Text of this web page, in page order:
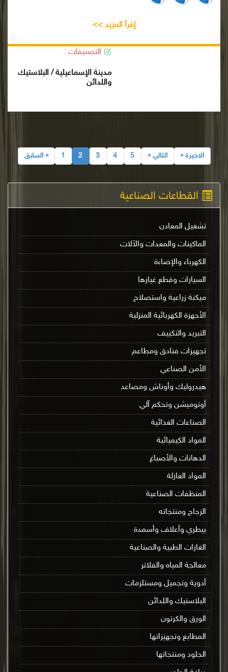
القطاعات الصناعية
تشغيل المعادن
الماكينات والمعدات والآلات
الكهرباء والإضاءة
السيارات وقطع غيارها
ميكنة زراعية واستصلاح
الأجهزة الكهربائية المنزلية
التبريد والتكييف
تجهيزات فنادق ومطاعم
الأمن الصناعي
هيدروليك وأوناش ومصاعد
أوتوميشن وتحكم آلي
الصناعات الغذائية
المواد الكيميائية
الدهانات والأصباغ
المواد العازلة
المنظفات الصناعية
الزجاج ومنتجاته
بيطري وأعلاف وأسمدة
الغازات الطبية والصناعية
معالجة المياه والفلاتر
أدوية وتجميل ومستلزمات
البلاستيك واللدائن
الورق والكرتون
المطابع وتجهيزاتها
الجلود ومنتجاتها
إقرأ المزيد >>
التصنيفات :
مدينة الإسماعيلية / البلاستيك
واللدائن
« السابق 1 2 3 4 5 التالي » الاخيرة »